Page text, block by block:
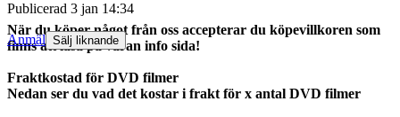
När du köper något från oss accepterar du köpevillkoren som
finns att läsa på våran info sida!
Fraktkostad för DVD filmer
Nedan ser du vad det kostar i frakt för x antal DVD filmer
Publicerad 3 jan 14:34
Anmäl Sälj liknande